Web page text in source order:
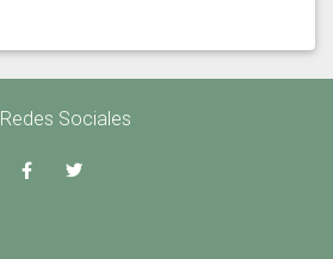
Redes Sociales